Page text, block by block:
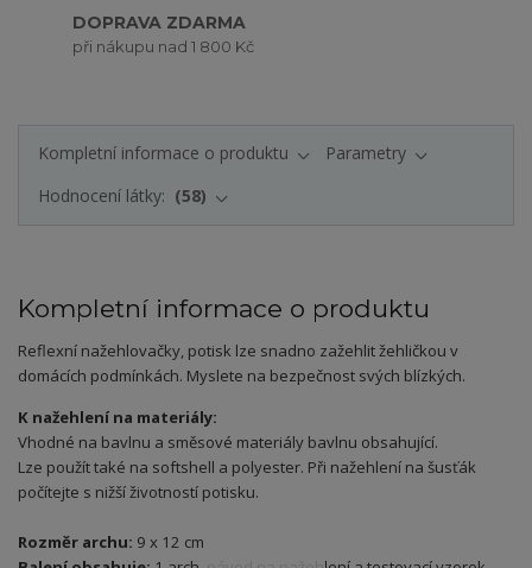
DOPRAVA ZDARMA
při nákupu nad 1 800 Kč
Kompletní informace o produktu
Parametry
Hodnocení látky:
58
Kompletní informace o produktu
Reflexní nažehlovačky, potisk lze snadno zažehlit žehličkou v
domácích podmínkách. Myslete na bezpečnost svých blízkých.
K nažehlení na materiály:
Vhodné na bavlnu a směsové materiály bavlnu obsahující.
Lze použít také na softshell a polyester. Při nažehlení na šusťák
počítejte s nižší životností potisku.
Rozměr archu: 9 x 12 cm